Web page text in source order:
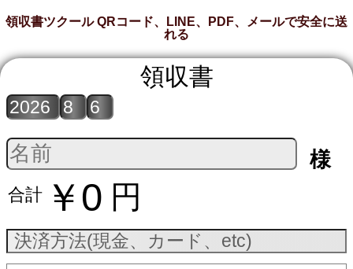
領収書ツクール QRコード、LINE、PDF、メールで安全に送
れる
領収書
様
合計 ￥0 円